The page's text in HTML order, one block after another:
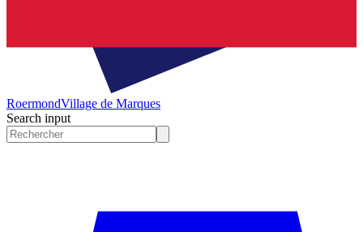
RoermondVillage de Marques
Search input